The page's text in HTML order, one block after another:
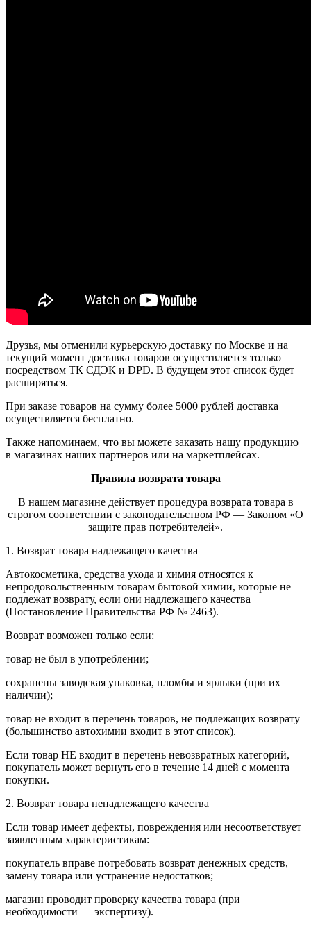
Друзья, мы отменили курьерскую доставку по Москве и на
текущий момент доставка товаров осуществляется только
посредством ТК СДЭК и DPD. В будущем этот список будет
расширяться.
При заказе товаров на сумму более 5000 рублей доставка
осуществляется бесплатно.
Также напоминаем, что вы можете заказать нашу продукцию
в магазинах наших партнеров или на маркетплейсах.
Правила возврата товара
В нашем магазине действует процедура возврата товара в
строгом соответствии с законодательством РФ — Законом «О
защите прав потребителей».
1. Возврат товара надлежащего качества
Автокосметика, средства ухода и химия относятся к
непродовольственным товарам бытовой химии, которые не
подлежат возврату, если они надлежащего качества
(Постановление Правительства РФ № 2463).
Возврат возможен только если:
товар не был в употреблении;
сохранены заводская упаковка, пломбы и ярлыки (при их
наличии);
товар не входит в перечень товаров, не подлежащих возврату
(большинство автохимии входит в этот список).
Если товар НЕ входит в перечень невозвратных категорий,
покупатель может вернуть его в течение 14 дней с момента
покупки.
2. Возврат товара ненадлежащего качества
Если товар имеет дефекты, повреждения или несоответствует
заявленным характеристикам:
покупатель вправе потребовать возврат денежных средств,
замену товара или устранение недостатков;
магазин проводит проверку качества товара (при
необходимости — экспертизу).